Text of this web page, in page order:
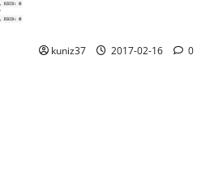
kuniz37 2017-02-16 0